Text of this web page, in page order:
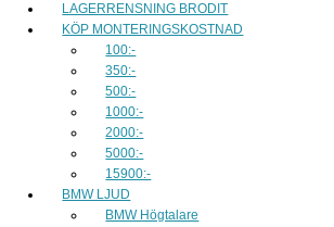
LAGERRENSNING BRODIT
KÖP MONTERINGSKOSTNAD
100:-
350:-
500:-
1000:-
2000:-
5000:-
15900:-
BMW LJUD
BMW Högtalare